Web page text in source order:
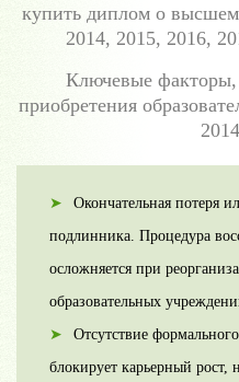
купить диплом о высшем
2014, 2015, 2016,
Ключевые
приобретения
Окончательная потеря
подлинника. Процедура
осложняется при
образовательных
Отсутствие
блокирует карьерный рост,